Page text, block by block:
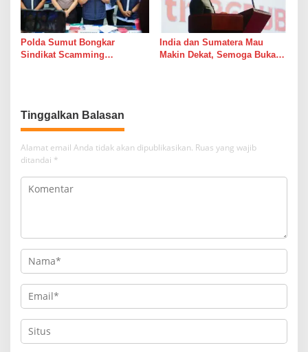
Polda Sumut Bongkar
Sindikat Scamming
India dan Sumatera Mau
Makin Dekat, Semoga Bukan
Tinggalkan Balasan
Alamat email Anda tidak akan dipublikasikan. Ruas yang wajib
ditandai *